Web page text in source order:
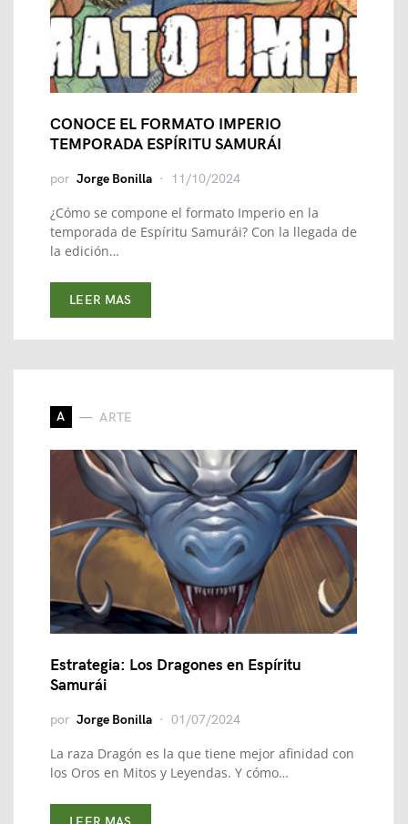
CONOCE EL FORMATO IMPERIO
TEMPORADA ESPÍRITU SAMURÁI
por Jorge Bonilla 11/10/2024
¿Cómo se compone el formato Imperio en la
temporada de Espíritu Samurái? Con la llegada de
la edición…
LEER MAS
A ARTE
Estrategia: Los Dragones en Espíritu
Samurái
por Jorge Bonilla 01/07/2024
La raza Dragón es la que tiene mejor afinidad con
los Oros en Mitos y Leyendas. Y cómo…